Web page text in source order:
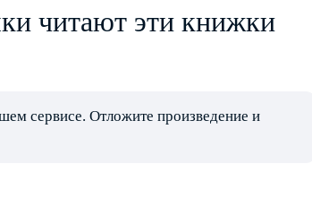
читают эти книжки
сервисе. Отложите произведение и